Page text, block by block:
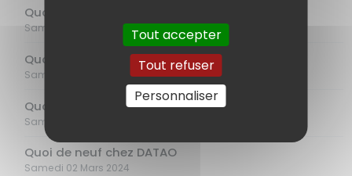
Quoi de neuf chez DATAO
Samedi 13 Avril 2024
Quoi de neuf chez DATAO
Samedi 06 Avril 2024
Quoi de neuf chez DATAO
Samedi 16 Mars 2024
Quoi de neuf chez DATAO
Samedi 02 Mars 2024
Tout accepter
Tout refuser
Personnaliser